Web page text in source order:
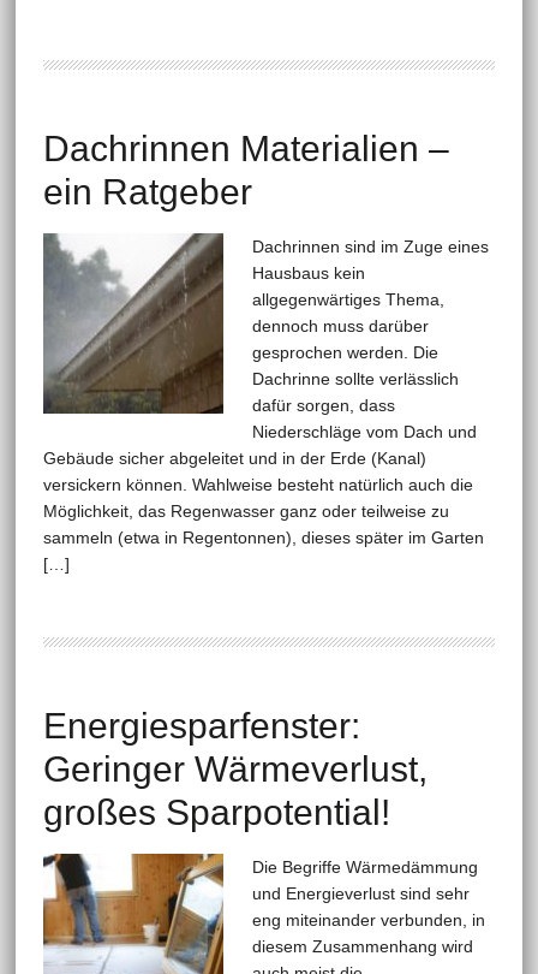
Dachrinnen Materialien –
ein Ratgeber
Dachrinnen sind im Zuge eines
Hausbaus kein
allgegenwärtiges Thema,
dennoch muss darüber
gesprochen werden. Die
Dachrinne sollte verlässlich
dafür sorgen, dass
Niederschläge vom Dach und
Gebäude sicher abgeleitet und in der Erde (Kanal)
versickern können. Wahlweise besteht natürlich auch die
Möglichkeit, das Regenwasser ganz oder teilweise zu
sammeln (etwa in Regentonnen), dieses später im Garten
[…]
Energiesparfenster:
Geringer Wärmeverlust,
großes Sparpotential!
Die Begriffe Wärmedämmung
und Energieverlust sind sehr
eng miteinander verbunden, in
diesem Zusammenhang wird